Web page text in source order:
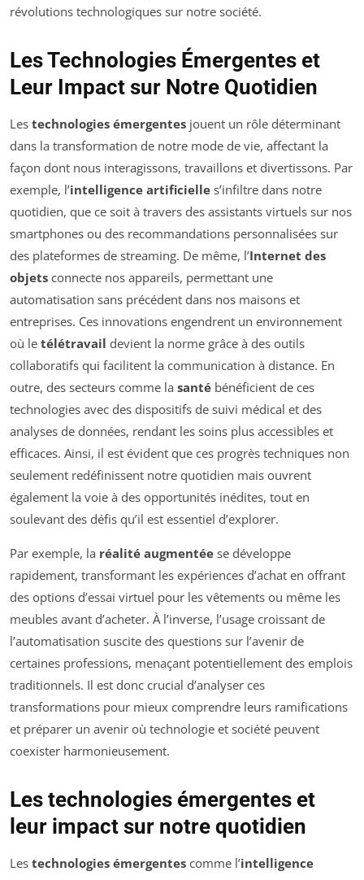
révolutions technologiques sur notre société.
Les Technologies Émergentes et
Leur Impact sur Notre Quotidien
Les technologies émergentes jouent un rôle déterminant
dans la transformation de notre mode de vie, affectant la
façon dont nous interagissons, travaillons et divertissons. Par
exemple, l’intelligence artificielle s’infiltre dans notre
quotidien, que ce soit à travers des assistants virtuels sur nos
smartphones ou des recommandations personnalisées sur
des plateformes de streaming. De même, l’Internet des
objets connecte nos appareils, permettant une
automatisation sans précédent dans nos maisons et
entreprises. Ces innovations engendrent un environnement
où le télétravail devient la norme grâce à des outils
collaboratifs qui facilitent la communication à distance. En
outre, des secteurs comme la santé bénéficient de ces
technologies avec des dispositifs de suivi médical et des
analyses de données, rendant les soins plus accessibles et
efficaces. Ainsi, il est évident que ces progrès techniques non
seulement redéfinissent notre quotidien mais ouvrent
également la voie à des opportunités inédites, tout en
soulevant des défis qu’il est essentiel d’explorer.
Par exemple, la réalité augmentée se développe
rapidement, transformant les expériences d’achat en offrant
des options d’essai virtuel pour les vêtements ou même les
meubles avant d’acheter. À l’inverse, l’usage croissant de
l’automatisation suscite des questions sur l’avenir de
certaines professions, menaçant potentiellement des emplois
traditionnels. Il est donc crucial d’analyser ces
transformations pour mieux comprendre leurs ramifications
et préparer un avenir où technologie et société peuvent
coexister harmonieusement.
Les technologies émergentes et
leur impact sur notre quotidien
Les technologies émergentes comme l’intelligence